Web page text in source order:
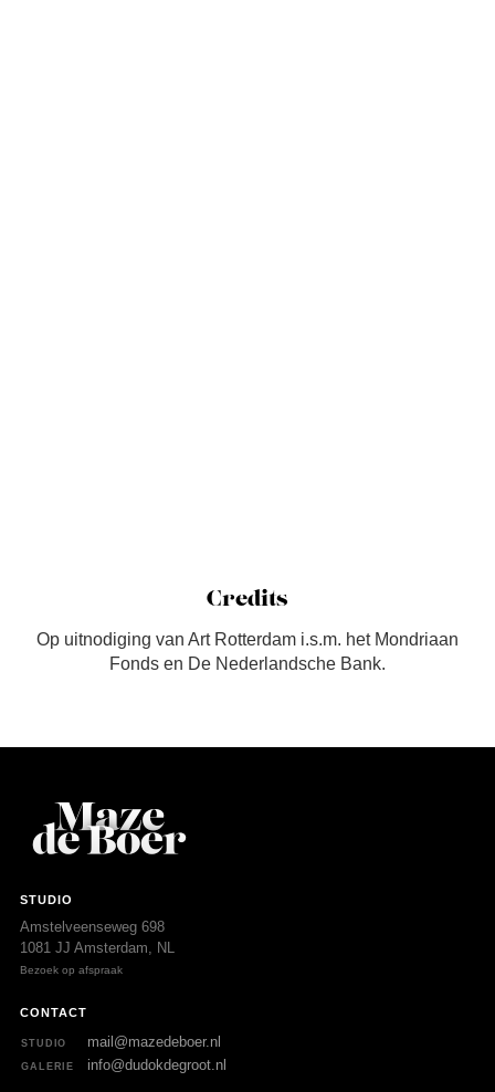
Credits
Op uitnodiging van Art Rotterdam i.s.m. het Mondriaan
Fonds en De Nederlandsche Bank.
STUDIO
Amstelveenseweg 698
1081 JJ Amsterdam, NL
Bezoek op afspraak
CONTACT
STUDIO mail@mazedeboer.nl
GALERIE info@dudokdegroot.nl